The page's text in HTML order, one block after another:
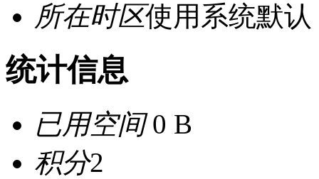
所在时区使用系统默认
统计信息
已用空间0 B
积分2